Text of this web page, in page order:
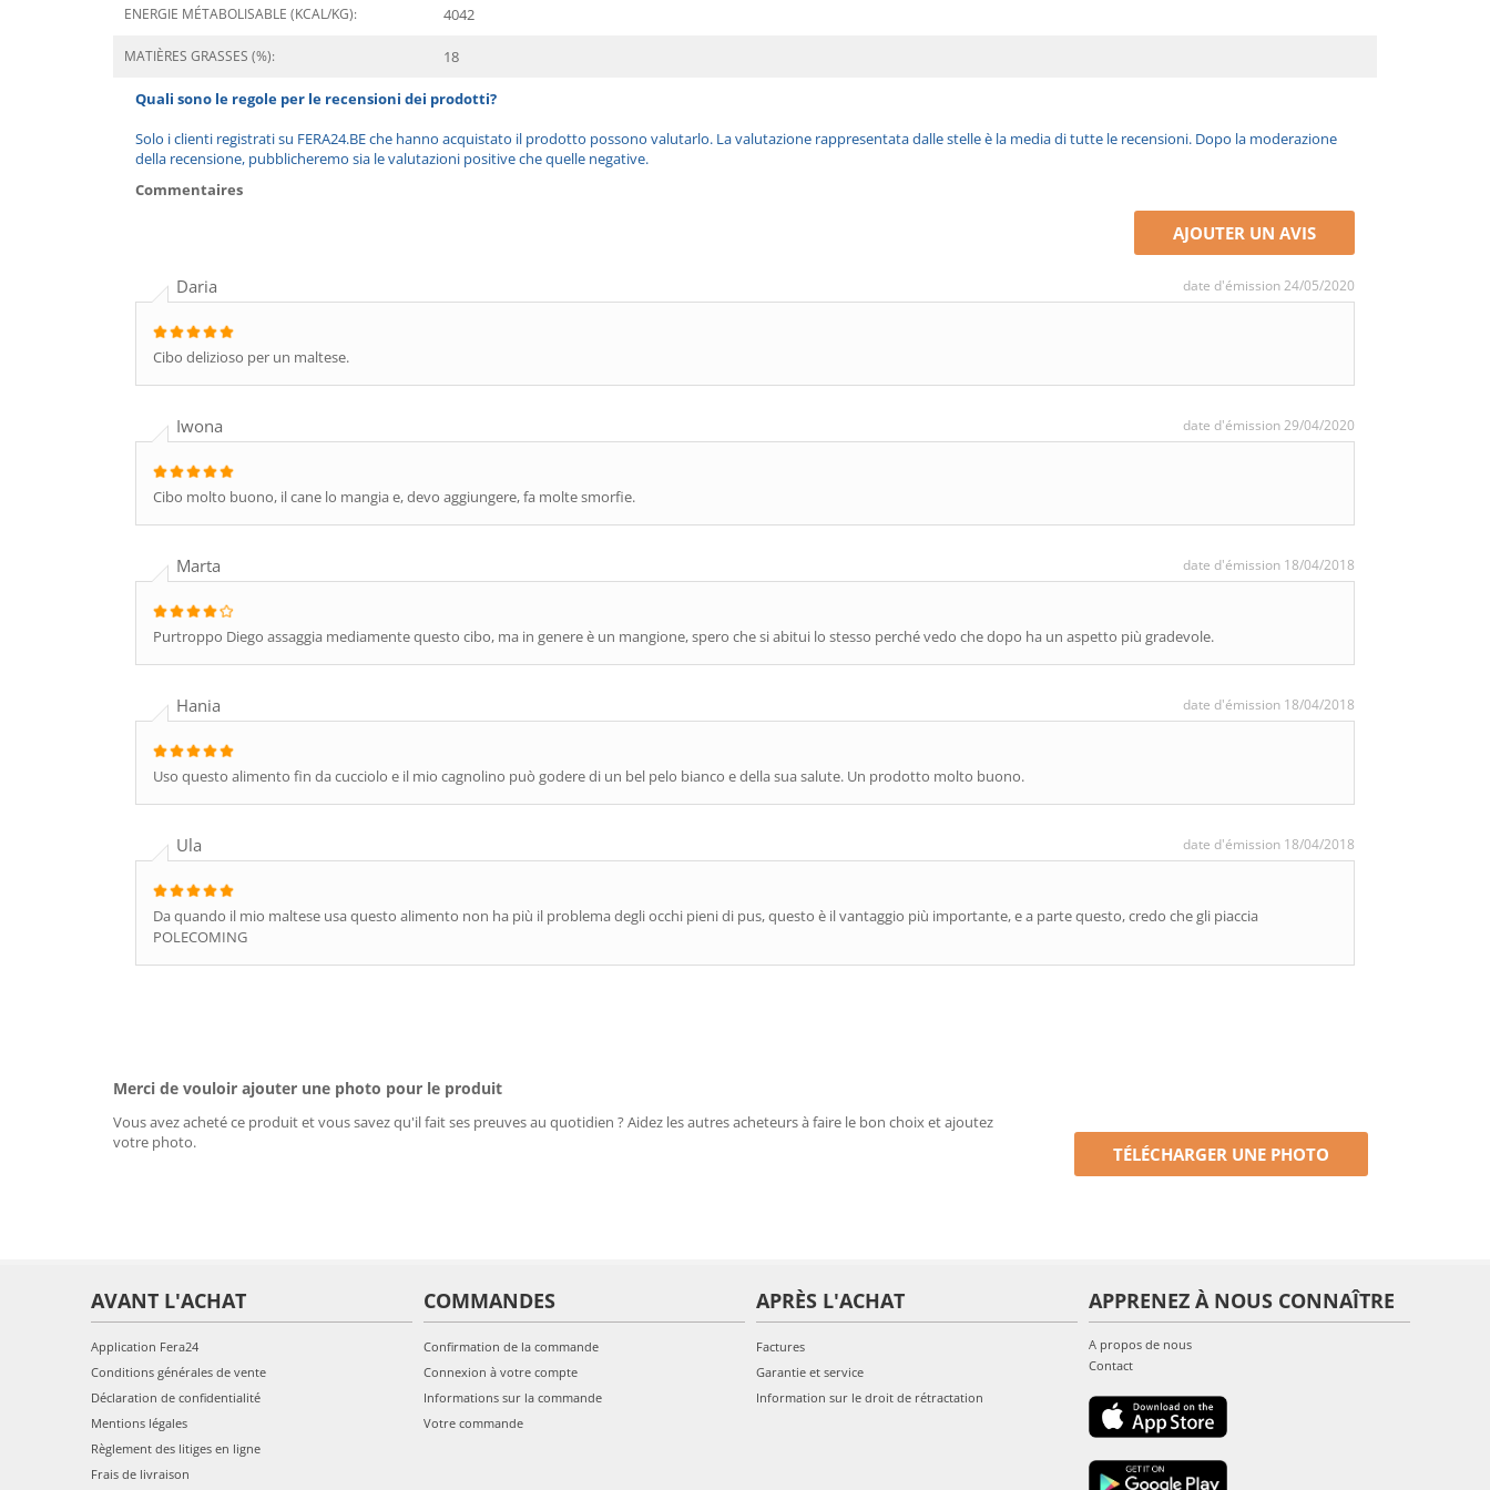
ENERGIE MÉTABOLISABLE (KCAL/KG): 4042
MATIÈRES GRASSES (%): 18
Quali sono le regole per le recensioni dei prodotti?
Solo i clienti registrati su FERA24.BE che hanno acquistato il prodotto possono valutarlo. La valutazione rappresentata dalle stelle è la media di tutte le recensioni. Dopo la moderazione
della recensione, pubblicheremo sia le valutazioni positive che quelle negative.
Commentaires
AJOUTER UN AVIS
Daria date d'émission 24/05/2020
Cibo delizioso per un maltese.
Iwona date d'émission 29/04/2020
Cibo molto buono, il cane lo mangia e, devo aggiungere, fa molte smorfie.
Marta date d'émission 18/04/2018
Purtroppo Diego assaggia mediamente questo cibo, ma in genere è un mangione, spero che si abitui lo stesso perché vedo che dopo ha un aspetto più gradevole.
Hania date d'émission 18/04/2018
Uso questo alimento fin da cucciolo e il mio cagnolino può godere di un bel pelo bianco e della sua salute. Un prodotto molto buono.
Ula date d'émission 18/04/2018
Da quando il mio maltese usa questo alimento non ha più il problema degli occhi pieni di pus, questo è il vantaggio più importante, e a parte questo, credo che gli piaccia
POLECOMING
Merci de vouloir ajouter une photo pour le produit
Vous avez acheté ce produit et vous savez qu'il fait ses preuves au quotidien ? Aidez les autres acheteurs à faire le bon choix et ajoutez
votre photo.
TÉLÉCHARGER UNE PHOTO
AVANT L'ACHAT
Application Fera24
Conditions générales de vente
Déclaration de confidentialité
Mentions légales
Règlement des litiges en ligne
Frais de livraison
COMMANDES
Confirmation de la commande
Connexion à votre compte
Informations sur la commande
Votre commande
APRÈS L'ACHAT
Factures
Garantie et service
Information sur le droit de rétractation
APPRENEZ À NOUS CONNAÎTRE
A propos de nous
Contact